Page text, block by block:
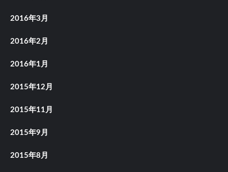
2016年3月
2016年2月
2016年1月
2015年12月
2015年11月
2015年9月
2015年8月